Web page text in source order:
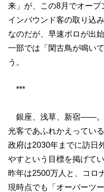
来」が、この8月でオープ
インバウンド客の取り込
なのだが、早速ボロが出始
一部では「閑古鳥が鳴い
う。
***
銀座、浅草、新宿――。
光客であふれかえっている
政府は2030年までに訪日
やすという目標を掲げてい
昨年は2500万人と、コロ
現時点でも「オーバーツ